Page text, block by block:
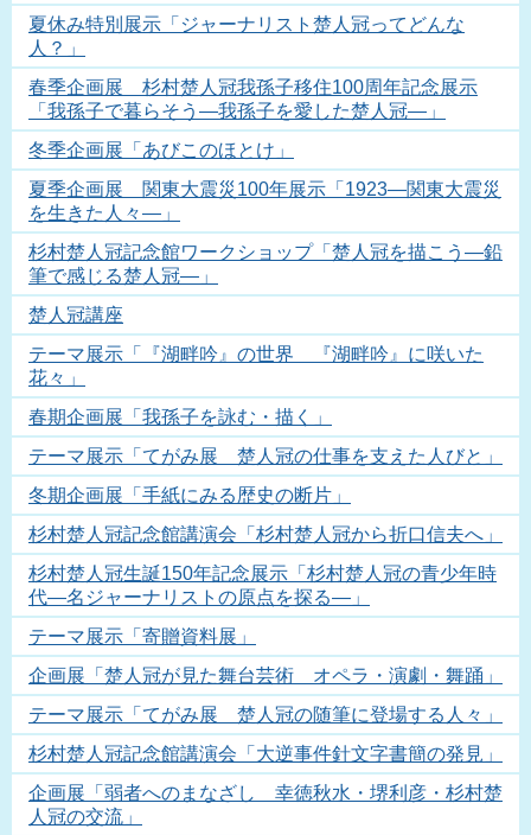
夏休み特別展示「ジャーナリスト楚人冠ってどんな
人？」
春季企画展 杉村楚人冠我孫子移住100周年記念展示
「我孫子で暮らそう―我孫子を愛した楚人冠―」
冬季企画展「あびこのほとけ」
夏季企画展 関東大震災100年展示「1923―関東大震災
を生きた人々―」
杉村楚人冠記念館ワークショップ「楚人冠を描こう―鉛
筆で感じる楚人冠―」
楚人冠講座
テーマ展示「『湖畔吟』の世界 『湖畔吟』に咲いた
花々」
春期企画展「我孫子を詠む・描く」
テーマ展示「てがみ展 楚人冠の仕事を支えた人びと」
冬期企画展「手紙にみる歴史の断片」
杉村楚人冠記念館講演会「杉村楚人冠から折口信夫へ」
杉村楚人冠生誕150年記念展示「杉村楚人冠の青少年時
代―名ジャーナリストの原点を探る―」
テーマ展示「寄贈資料展」
企画展「楚人冠が見た舞台芸術 オペラ・演劇・舞踊」
テーマ展示「てがみ展 楚人冠の随筆に登場する人々」
杉村楚人冠記念館講演会「大逆事件針文字書簡の発見」
企画展「弱者へのまなざし 幸徳秋水・堺利彦・杉村楚
人冠の交流」